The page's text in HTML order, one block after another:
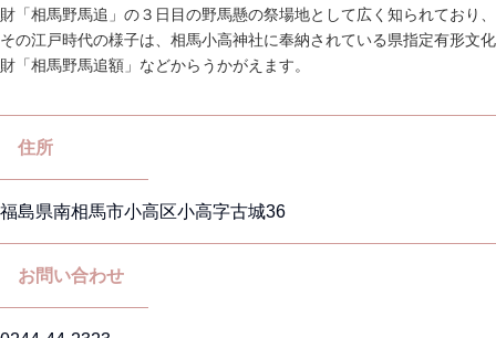
財「相馬野馬追」の３日目の野馬懸の祭場地として広く知られており、
その江戸時代の様子は、相馬小高神社に奉納されている県指定有形文化
財「相馬野馬追額」などからうかがえます。
住所
福島県南相馬市小高区小高字古城36
お問い合わせ